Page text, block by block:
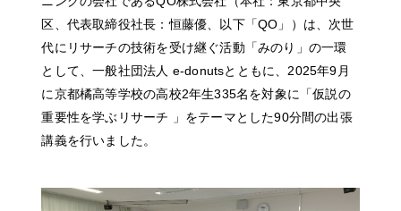
区、代表取締役社長：恒藤優、以下「QO」）は、次世
代にリサーチの技術を受け継ぐ活動「みのり」の一環
として、一般社団法人 e-donutsとともに、2025年9月
に京都橘高等学校の高校2年生335名を対象に「仮説の
重要性を学ぶリサーチ 」をテーマとした90分間の出張
講義を行いました。